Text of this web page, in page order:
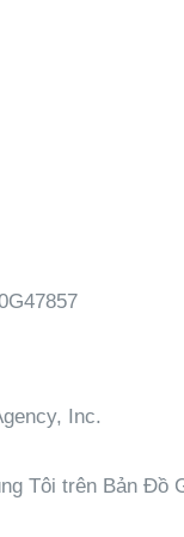
Inc.
Tôi trên Bản Đồ